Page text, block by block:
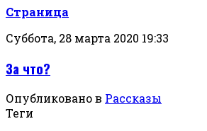
Страница
Суббота, 28 марта 2020 19:33
За что?
Опубликовано в Рассказы
Теги